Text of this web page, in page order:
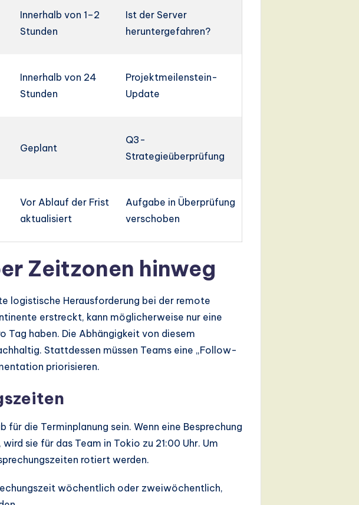
Innerhalb von 1–2
Stunden
Ist der Server
heruntergefahren?
Innerhalb von 24
Stunden
Projektmeilenstein-
Update
Geplant
Q3-
Strategieüberprüfung
Vor Ablauf der Frist
aktualisiert
Aufgabe in Überprüfung
verschoben
Zeitzonen hinweg
logistische Herausforderung bei der remote
erstreckt, kann möglicherweise nur eine
Tag haben. Die Abhängigkeit von diesem
Stattdessen müssen Teams eine „Follow-
priorisieren.
die Terminplanung sein. Wenn eine Besprechung
sie für das Team in Tokio zu 21:00 Uhr. Um
rotiert werden.
wöchentlich oder zweiwöchentlich,